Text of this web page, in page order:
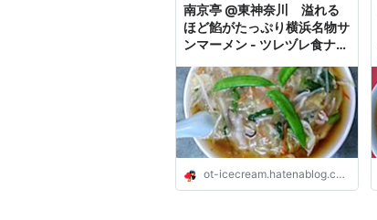
南京亭 @東神奈川 溢れる
ほど餡がたっぷり横浜名物サ
ンマーメン - ツレヅレ食ナル
ot-icecream.hatenablog.com